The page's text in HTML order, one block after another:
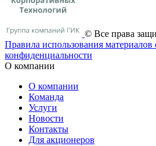
© Все права
Правила использования материалов
конфиденциальности
О компании
О компании
Команда
Услуги
Новости
Контакты
Для акционеров